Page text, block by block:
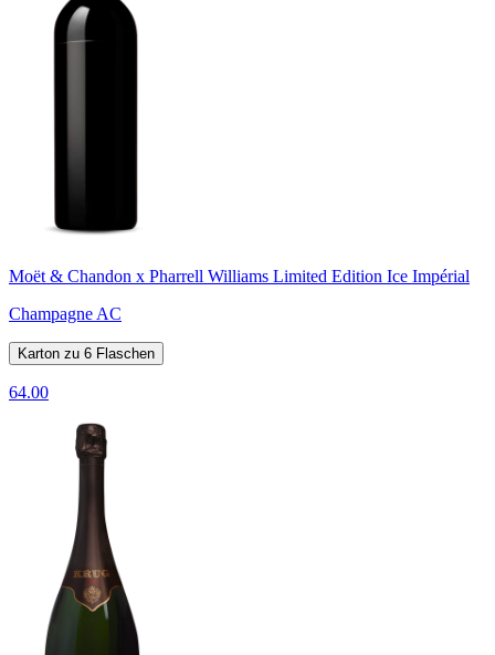
Moët & Chandon x Pharrell Williams Limited Edition Ice Impérial
Champagne AC
Karton zu 6 Flaschen
64.00